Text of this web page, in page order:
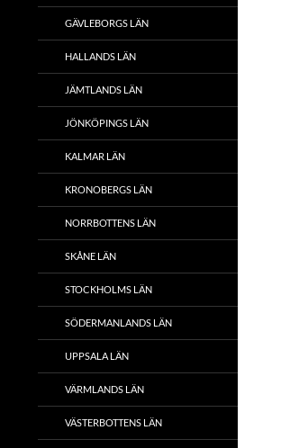
GÄVLEBORGS LÄN
HALLANDS LÄN
JÄMTLANDS LÄN
JÖNKÖPINGS LÄN
KALMAR LÄN
KRONOBERGS LÄN
NORRBOTTENS LÄN
SKÅNE LÄN
STOCKHOLMS LÄN
SÖDERMANLANDS LÄN
UPPSALA LÄN
VÄRMLANDS LÄN
VÄSTERBOTTENS LÄN